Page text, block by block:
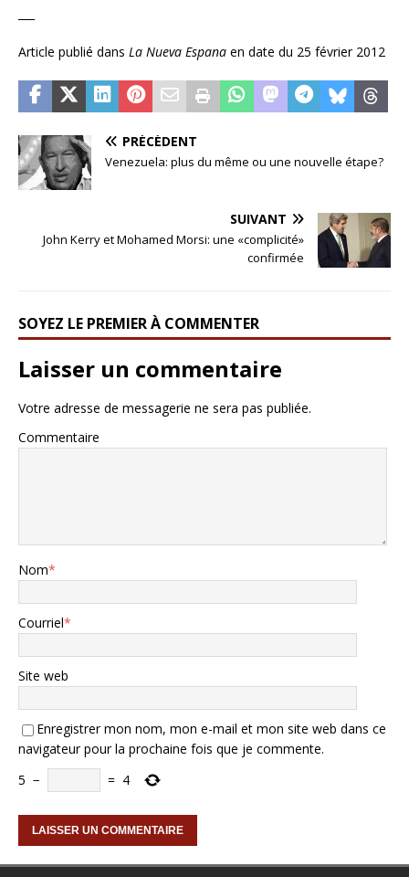
Article publié dans La Nueva Espana en date du 25 février 2012
PRÉCÉDENT
Venezuela: plus du même ou une nouvelle étape?
SUIVANT
John Kerry et Mohamed Morsi: une «complicité»
confirmée
SOYEZ LE PREMIER À COMMENTER
Laisser un commentaire
Votre adresse de messagerie ne sera pas publiée.
Commentaire
Nom*
Courriel*
Site web
Enregistrer mon nom, mon e-mail et mon site web dans ce
navigateur pour la prochaine fois que je commente.
5 − = 4